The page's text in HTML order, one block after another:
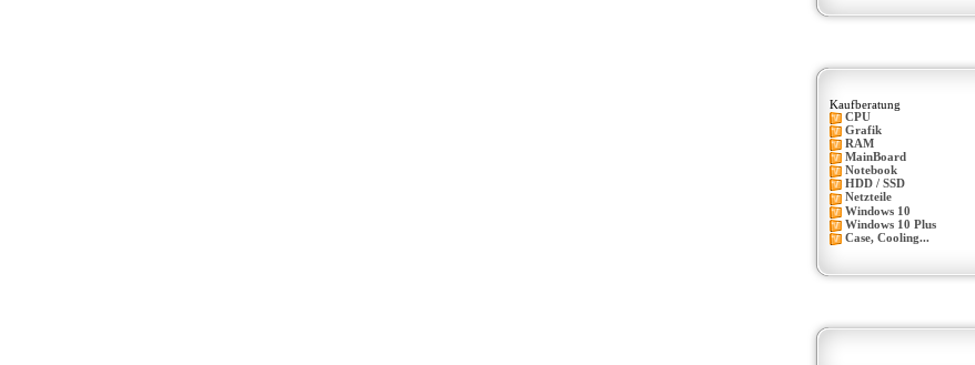
Kaufberatung
CPU
Grafik
RAM
MainBoard
Notebook
HDD / SSD
Netzteile
Windows 10
Windows 10 Plus
Case, Cooling...